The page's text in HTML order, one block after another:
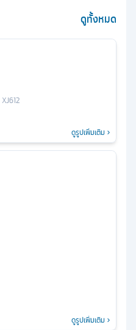
ดูทั้งหมด
XJ612
ดูรูปเพิ่มเติม
ดูรูปเพิ่มเติม